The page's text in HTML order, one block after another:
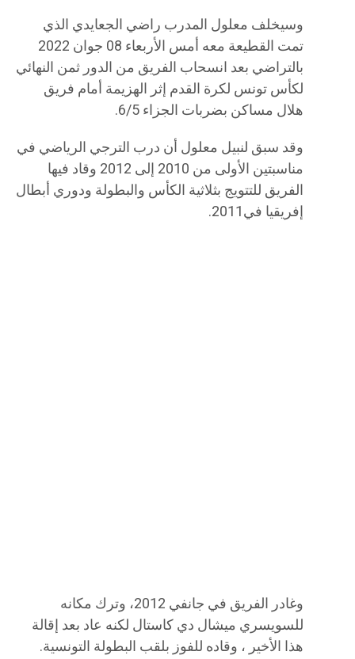
وسيخلف معلول المدرب راضي الجعايدي الذي
تمت القطيعة معه أمس الأربعاء 08 جوان 2022
بالتراضي بعد انسحاب الفريق من الدور ثمن النهائي
لكأس تونس لكرة القدم إثر الهزيمة أمام فريق
هلال مساكن بضربات الجزاء 6/5.
وقد سبق لنبيل معلول أن درب الترجي الرياضي في
مناسبتين الأولى من 2010 إلى 2012 وقاد فيها
الفريق للتتويج بثلاثية الكأس والبطولة ودوري أبطال
إفريقيا في2011.
وغادر الفريق في جانفي 2012، وترك مكانه
للسويسري ميشال دي كاستال لكنه عاد بعد إقالة
هذا الأخير ، وقاده للفوز بلقب البطولة التونسية.